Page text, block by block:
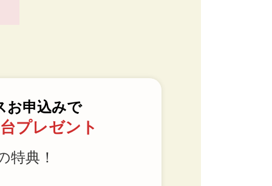
お申込みで
プレゼント
特典！